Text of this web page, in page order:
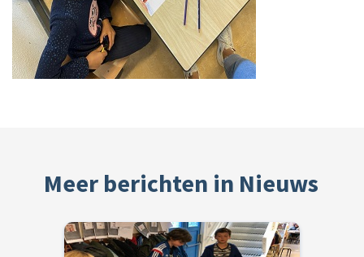
Meer berichten in Nieuws